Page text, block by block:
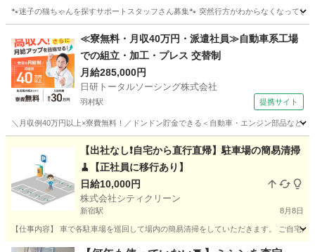
🐾迷子の猫ちゃんを探すサポートスタッフさん募集🐾 突然行方がわからなくなって
その他 スタッフ
≪寮無料・月収40万円・派遣社員≫自動車系工場
での組立・加工・プレス 交替制
月給285,000円
日研トータルソーシング株式会社
羽村駅 提携サイト
＼月収例40万円以上×寮費無料！／ドンドン貯金できる＜自動車・エンジン部品など
羽村駅 その他
【出社なし❗️自宅から直行直帰】駐車場の簡易清掃
🧹【正社員に移行あり】
日給10,000円
株式会社シティクリーン
新宿駅 8月8日
【仕事内容】 車で各駐車場を巡回して場内の簡易清掃をしていただきます。 ご自宅